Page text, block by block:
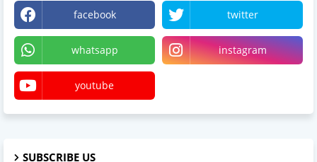
facebook twitter
whatsapp instagram
youtube
SUBSCRIBE US